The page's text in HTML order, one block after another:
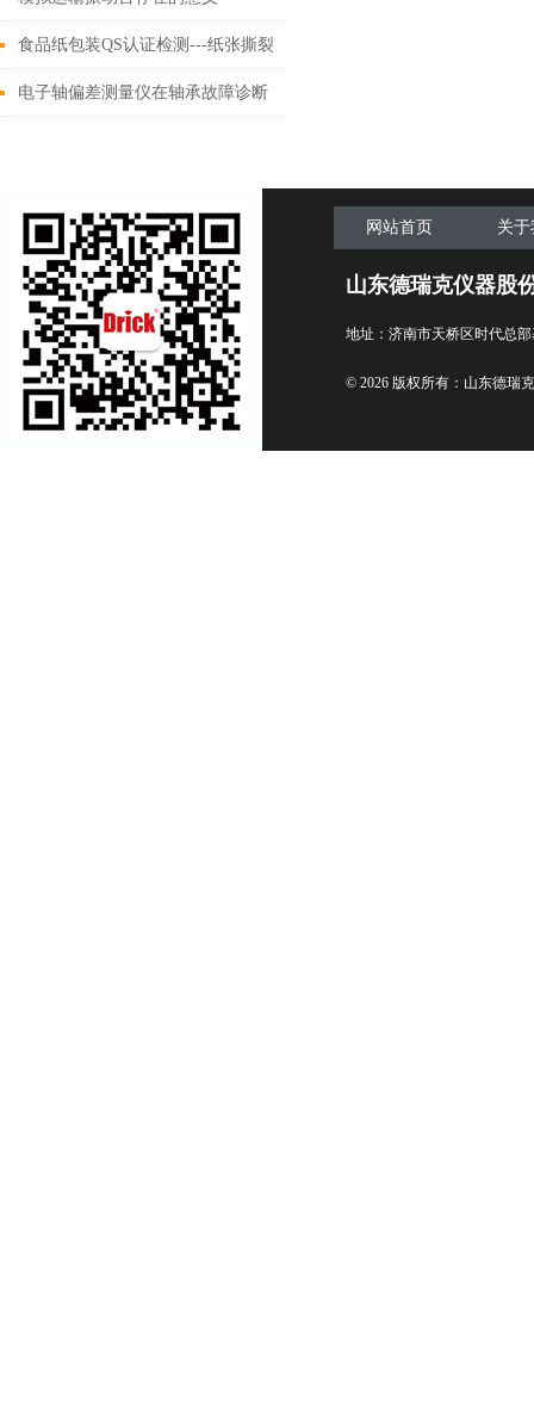
食品纸包装QS认证检测---纸张撕裂
度测定仪
电子轴偏差测量仪在轴承故障诊断
网站首页 关
山东德瑞克仪器股
地址：济南市天桥区时代总
© 2026 版权所有：山东德瑞